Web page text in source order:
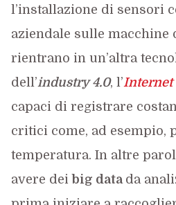
l’installazione di sensori
aziendale sulle macchine
rientrano in un’altra
dell’industry 4.0, l’Internet
capaci di registrare
critici come, ad esempio,
temperatura. In altre
avere dei big data da